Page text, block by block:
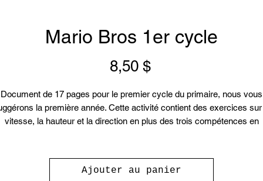
Mario Bros 1er cycle
8,50 $Prix
Document de 17 pages pour le premier cycle du primaire, nous vous
la première année. Cette activité contient des exercices sur
vitesse, la hauteur et la direction en plus des trois compétences en
vente si vous le désirez.
Ajouter au panier